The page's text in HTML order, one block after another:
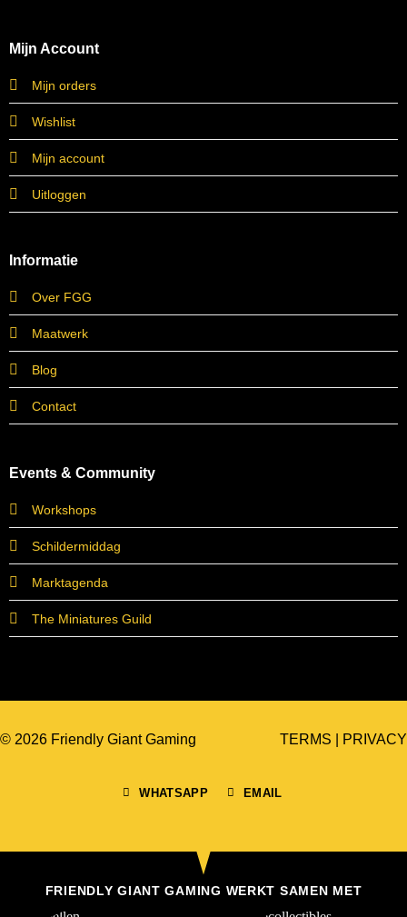
Mijn Account
Mijn orders
Wishlist
Mijn account
Uitloggen
Informatie
Over FGG
Maatwerk
Blog
Contact
Events & Community
Workshops
Schildermiddag
Marktagenda
The Miniatures Guild
© 2026 Friendly Giant Gaming
WHATSAPP EMAIL
TERMS PRIVACY
FRIENDLY GIANT GAMING WERKT SAMEN MET